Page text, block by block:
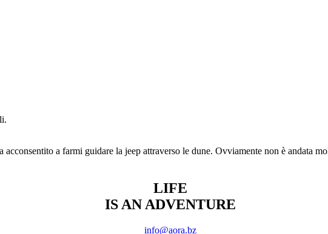
a farmi guidare la jeep attraverso le dune. Ovviamente non è andata
LIFE
IS AN ADVENTURE
info@aora.bz